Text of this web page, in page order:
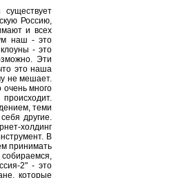
Россию,
и всех
наш - это
- это
Эти
это наша
не мешает.
очень много
теми
другие.
холдинг
В
принимать
2" - это
которые